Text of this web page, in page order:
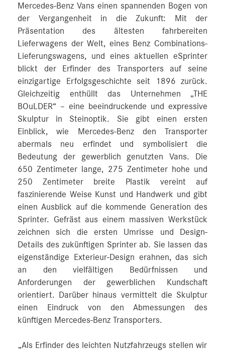
Mercedes‑Benz Vans einen spannenden Bogen von
der Vergangenheit in die Zukunft: Mit der
Präsentation des ältesten fahrbereiten
Lieferwagens der Welt, eines Benz Combinations-
Lieferungswagens, und eines aktuellen eSprinter
blickt der Erfinder des Transporters auf seine
einzigartige Erfolgsgeschichte seit 1896 zurück.
Gleichzeitig enthüllt das Unternehmen „THE
BOuLDER“ – eine beeindruckende und expressive
Skulptur in Steinoptik. Sie gibt einen ersten
Einblick, wie Mercedes‑Benz den Transporter
abermals neu erfindet und symbolisiert die
Bedeutung der gewerblich genutzten Vans. Die
650 Zentimeter lange, 275 Zentimeter hohe und
250 Zentimeter breite Plastik vereint auf
faszinierende Weise Kunst und Handwerk und gibt
einen Ausblick auf die kommende Generation des
Sprinter. Gefräst aus einem massiven Werkstück
zeichnen sich die ersten Umrisse und Design-
Details des zukünftigen Sprinter ab. Sie lassen das
eigenständige Exterieur-Design erahnen, das sich
an den vielfältigen Bedürfnissen und
Anforderungen der gewerblichen Kundschaft
orientiert. Darüber hinaus vermittelt die Skulptur
einen Eindruck von den Abmessungen des
künftigen Mercedes‑Benz Transporters.
„Als Erfinder des leichten Nutzfahrzeugs stellen wir